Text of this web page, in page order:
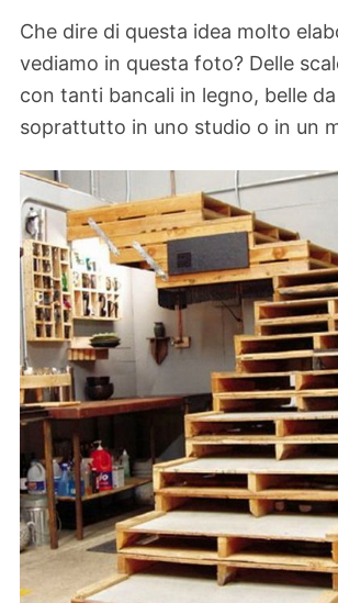
Che dire di questa idea molto
vediamo in questa foto? Delle
con tanti bancali in legno, belle
soprattutto in uno studio o in un